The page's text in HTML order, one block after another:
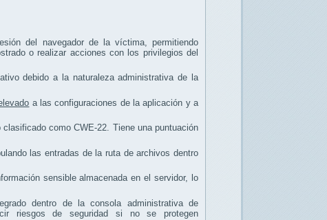
del navegador de la víctima, permitiendo
o realizar acciones con los privilegios del
debido a la naturaleza administrativa de la
a las configuraciones de la aplicación y a
como CWE-22. Tiene una puntuación
las entradas de la ruta de archivos dentro
sensible almacenada en el servidor, lo
dentro de la consola administrativa de
riesgos de seguridad si no se protegen